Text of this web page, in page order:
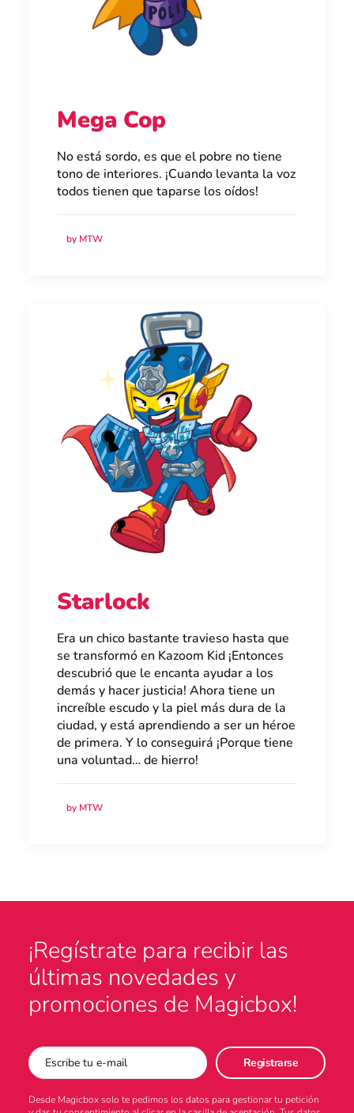
Search
Mega Cop
No está sordo, es que el pobre no tiene
tono de interiores. ¡Cuando levanta la voz
todos tienen que taparse los oídos!
by MTW
Starlock
Era un chico bastante travieso hasta que
se transformó en Kazoom Kid ¡Entonces
descubrió que le encanta ayudar a los
demás y hacer justicia! Ahora tiene un
increíble escudo y la piel más dura de la
ciudad, y está aprendiendo a ser un héroe
de primera. Y lo conseguirá ¡Porque tiene
una voluntad… de hierro!
by MTW
¡Regístrate para recibir las
últimas novedades y
promociones de Magicbox!
Desde Magicbox solo te pedimos los datos para gestionar tu petición